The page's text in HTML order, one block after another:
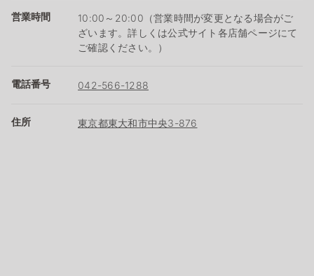
営業時間
10:00～20:00（営業時間が変更となる場合がご
ざいます。詳しくは公式サイト各店舗ページにて
ご確認ください。）
電話番号 042-566-1288
住所 東京都東大和市中央3-876